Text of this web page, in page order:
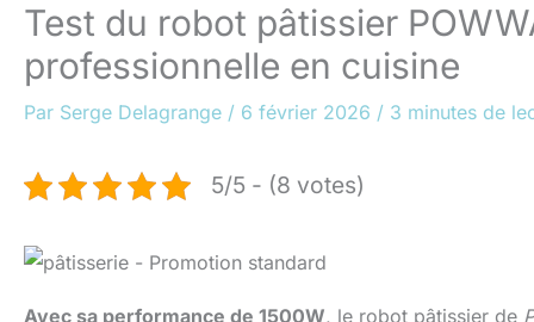
Test du robot pâtissier
professionnelle en cuisine
Par Serge Delagrange / 6 février 2026 / 3 minutes de
5/5 - (8 votes)
Avec sa performance de 1500W, le robot pâtissier de